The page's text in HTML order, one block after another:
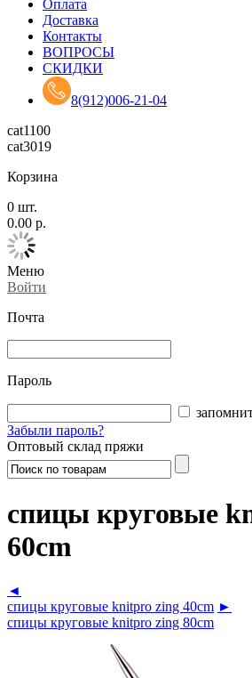
Оплата
Доставка
Контакты
ВОПРОСЫ
СКИДКИ
8(912)006-21-04
cat1100
cat3019
Корзина
0 шт.
0.00 р.
Меню
Войти
Почта
Пароль
Забыли пароль?
Оптовый склад пряжи
спицы круговые
60cm
◄
спицы круговые knitpro zing 40cm ►
спицы круговые knitpro zing 80cm